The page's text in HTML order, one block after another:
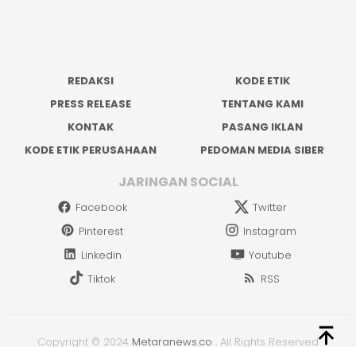
REDAKSI
KODE ETIK
PRESS RELEASE
TENTANG KAMI
KONTAK
PASANG IKLAN
KODE ETIK PERUSAHAAN
PEDOMAN MEDIA SIBER
JARINGAN SOCIAL
Facebook
Twitter
Pinterest
Instagram
Linkedin
Youtube
Tiktok
RSS
Copyright © 2024 Metaranews.co . All Rights Reserved